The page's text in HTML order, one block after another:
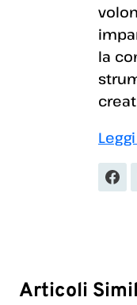
la
Articoli